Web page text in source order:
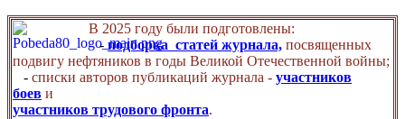
В 2025 году были подготовлены:
- подборка статей журнала, посвященных
подвигу нефтяников в годы Великой Отечественной войны;
- списки авторов публикаций журнала - участников
боев и
участников трудового фронта.